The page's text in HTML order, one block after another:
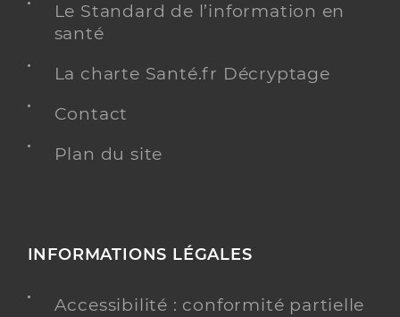
Le Standard de l’information en
santé
La charte Santé.fr Décryptage
Contact
Plan du site
INFORMATIONS LÉGALES
Accessibilité : conformité partielle